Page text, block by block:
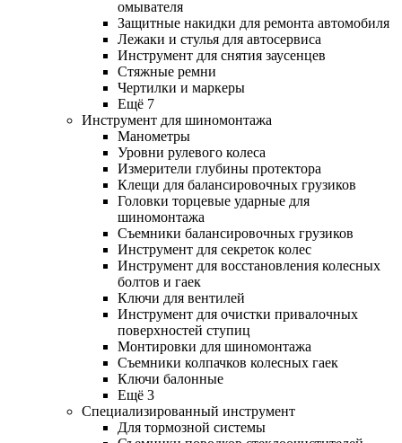
омывателя
Защитные накидки для ремонта автомобиля
Лежаки и стулья для автосервиса
Инструмент для снятия заусенцев
Стяжные ремни
Чертилки и маркеры
Ещё 7
Инструмент для шиномонтажа
Манометры
Уровни рулевого колеса
Измерители глубины протектора
Клещи для балансировочных грузиков
Головки торцевые ударные для
шиномонтажа
Съемники балансировочных грузиков
Инструмент для секреток колес
Инструмент для восстановления колесных
болтов и гаек
Ключи для вентилей
Инструмент для очистки привалочных
поверхностей ступиц
Монтировки для шиномонтажа
Съемники колпачков колесных гаек
Ключи балонные
Ещё 3
Специализированный инструмент
Для тормозной системы